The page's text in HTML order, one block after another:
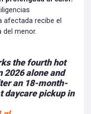
afectada recibe el
del menor.
the fourth hot
2026 alone and
an 18-month-
daycare pickup in